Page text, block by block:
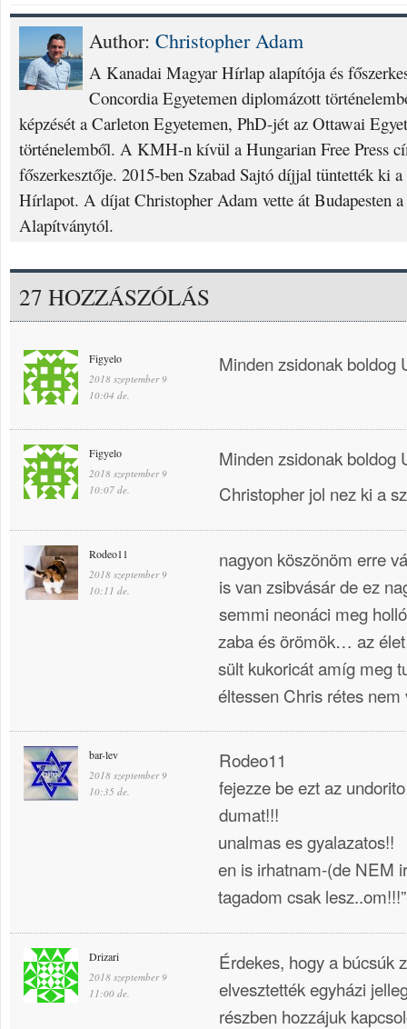
Author: Christopher Adam
A Kanadai Magyar Hírlap alapítója és
Concordia Egyetemen diplomázott
képzését a Carleton Egyetemen, PhD-jét az Ottawai
történelemből. A KMH-n kívül a Hungarian Free Press
főszerkesztője. 2015-ben Szabad Sajtó díjjal tüntették ki
Hírlapot. A díjat Christopher Adam vette át Budapesten a
Alapítványtól.
27 HOZZÁSZÓLÁS
Figyelo
2018 szeptember 9
10:04 de.
Minden zsidonak boldog
Figyelo
2018 szeptember 9
10:07 de.
Minden zsidonak boldog
Christopher jol nez ki a
Rodeo11
2018 szeptember 9
10:11 de.
nagyon köszönöm erre
is van zsibvásár de ez
semmi neonáci meg
zaba és örömök… az
sült kukoricát amíg meg
éltessen Chris rétes nem
bar-lev
2018 szeptember 9
10:35 de.
Rodeo11
fejezze be ezt az
dumat!!!
unalmas es gyalazatos!!
en is irhatnam-(de NEM
tagadom csak
Drizari
2018 szeptember 9
11:00 de.
Érdekes, hogy a búcsúk
elvesztették egyházi
részben hozzájuk